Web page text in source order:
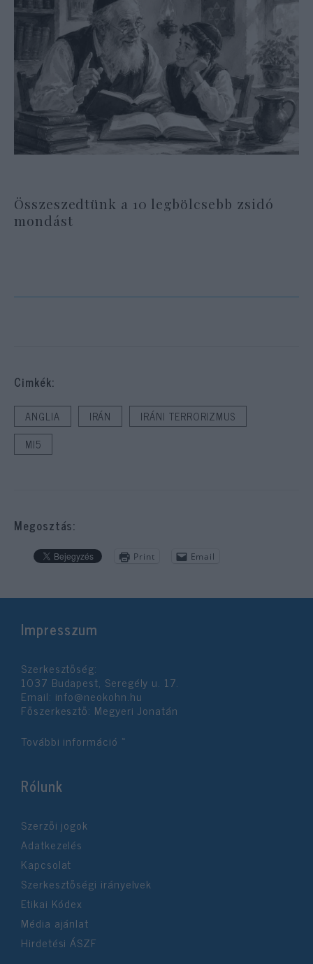
Összeszedtünk a 10 legbölcsebb zsidó
mondást
Cimkék:
ANGLIA IRÁN
IRÁNI TERRORIZMUS
MI5
Megosztás:
Print Email
Impresszum
Szerkesztőség:
1037 Budapest, Seregély u. 17.
Email: info@neokohn.hu
Főszerkesztő: Megyeri Jonatán
További információ »
Rólunk
Szerzői jogok
Adatkezelés
Kapcsolat
Szerkesztőségi irányelvek
Etikai Kódex
Média ajánlat
Hirdetési ÁSZF